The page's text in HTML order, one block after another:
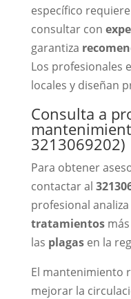
específico
consultar con
garantiza
Los profesionales
locales y diseñan
Consulta a
3213069202)
Para obtener
contactar al
profesional
tratamientosmás
las plagasen la
El mantenimiento
mejorar la